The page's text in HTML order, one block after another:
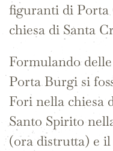
figuranti di Porta
chiesa di Santa
Formulando
Porta Burgi si
Fori nella chiesa
Santo Spirito
(ora distrutta) e